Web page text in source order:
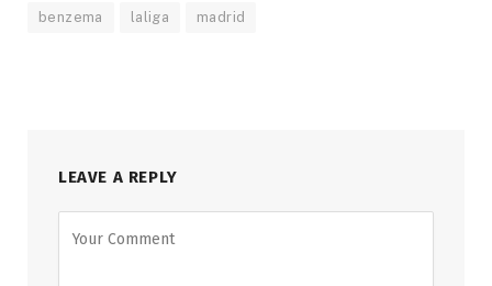
benzema laliga madrid
LEAVE A REPLY